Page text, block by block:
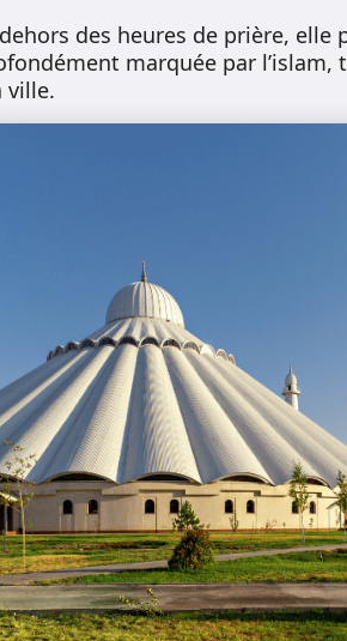
des heures de prière,
marquée par
ville.